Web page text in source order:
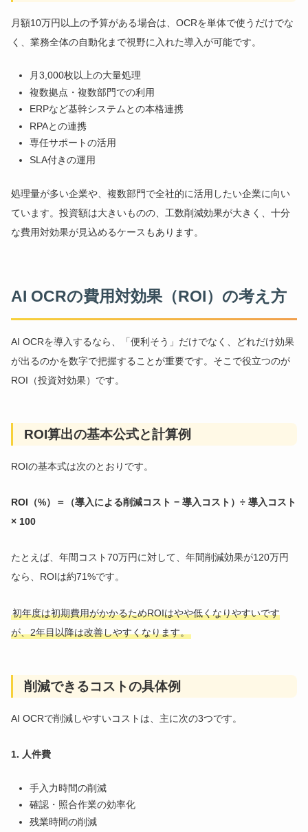
月額10万円以上の予算がある場合は、OCRを単体で使うだけでな
く、業務全体の自動化まで視野に入れた導入が可能です。
月3,000枚以上の大量処理
複数拠点・複数部門での利用
ERPなど基幹システムとの本格連携
RPAとの連携
専任サポートの活用
SLA付きの運用
処理量が多い企業や、複数部門で全社的に活用したい企業に向い
ています。投資額は大きいものの、工数削減効果が大きく、十分
な費用対効果が見込めるケースもあります。
AI OCRの費用対効果（ROI）の考え方
AI OCRを導入するなら、「便利そう」だけでなく、どれだけ効果
が出るのかを数字で把握することが重要です。そこで役立つのが
ROI（投資対効果）です。
ROI算出の基本公式と計算例
ROIの基本式は次のとおりです。
ROI（%）＝（導入による削減コスト − 導入コスト）÷ 導入コスト
× 100
たとえば、年間コスト70万円に対して、年間削減効果が120万円
なら、ROIは約71%です。
初年度は初期費用がかかるためROIはやや低くなりやすいです
が、2年目以降は改善しやすくなります。
削減できるコストの具体例
AI OCRで削減しやすいコストは、主に次の3つです。
1. 人件費
手入力時間の削減
確認・照合作業の効率化
残業時間の削減